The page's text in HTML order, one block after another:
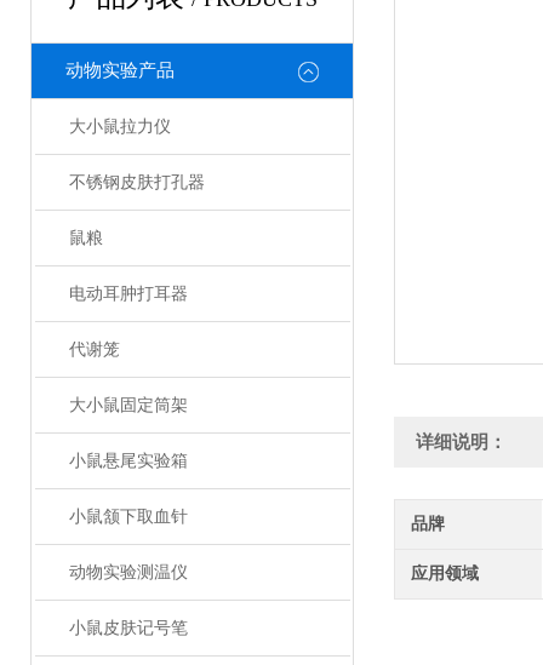
动物实验产品
大小鼠拉力仪
不锈钢皮肤打孔器
鼠粮
电动耳肿打耳器
代谢笼
大小鼠固定筒架
小鼠悬尾实验箱
小鼠颔下取血针
动物实验测温仪
小鼠皮肤记号笔
详细说明：
品牌
应用领域